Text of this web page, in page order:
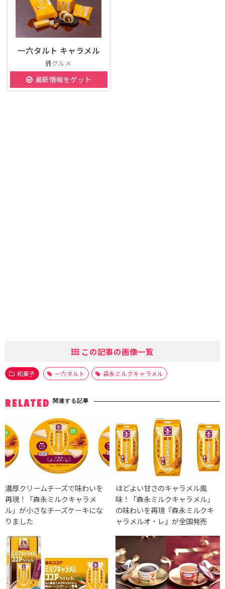
一六タルト キャラメル
グルメ
最新情報をゲット
この記事の画像一覧
和菓子 一六タルト 森永ミルクキャラメル
RELATED 関連する記事
濃厚クリームチーズで味わいを
再現！「森永ミルクキャラメ
ル」が小さなチーズケーキにな
りました
ほどよい甘さのキャラメル風
味！「森永ミルクキャラメル」
の味わいを再現『森永ミルクキ
ャラメルオ・レ』が全国発売